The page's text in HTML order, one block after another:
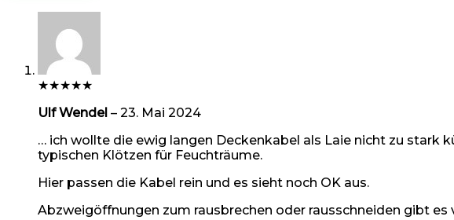
★★★★★
Ulf Wendel – 23. Mai 2024
… ich wollte die ewig langen Deckenkabel als Laie nicht zu stark
typischen Klötzen für Feuchträume.
Hier passen die Kabel rein und es sieht noch OK aus.
Abzweigöffnungen zum rausbrechen oder rausschneiden gibt es